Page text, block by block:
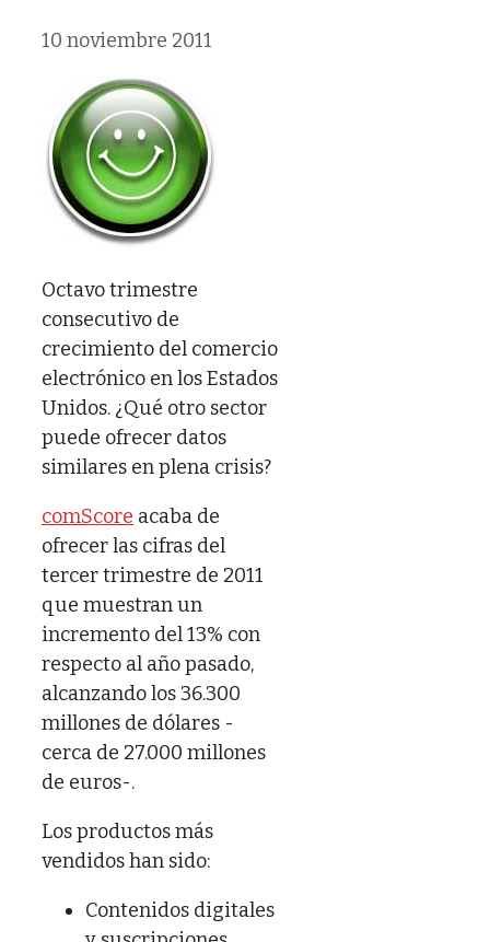
10 noviembre 2011
Octavo trimestre
consecutivo de
crecimiento del comercio
electrónico en los Estados
Unidos. ¿Qué otro sector
puede ofrecer datos
similares en plena crisis?
comScore acaba de
ofrecer las cifras del
tercer trimestre de 2011
que muestran un
incremento del 13% con
respecto al año pasado,
alcanzando los 36.300
millones de dólares -
cerca de 27.000 millones
de euros-.
Los productos más
vendidos han sido:
Contenidos digitales